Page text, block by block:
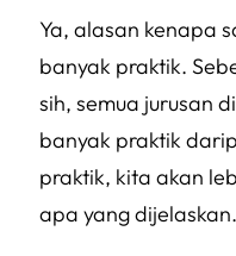
Ya, alasan kenapa
banyak praktik.
sih, semua jurusan
banyak praktik
praktik, kita akan
apa yang dijelaskan.